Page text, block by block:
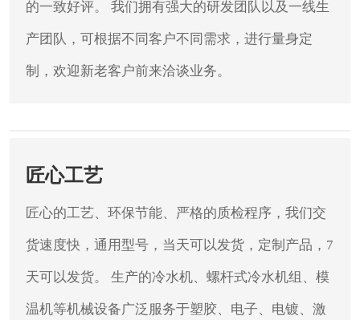
的一致好评。 我们拥有强大的研发团队以及一线生
产团队，可根据不同客户不同需求，进行量身定
制，欢迎新老客户前来洽谈业务。
匠心工艺
匠心的工艺、环保节能、严格的质检程序，我们交
货速度快，通用型号，当天可以发货，定制产品，7
天可以发货。 生产的冷水机、螺杆式冷水机组、模
温机等机械设备广泛服务于塑胶、电子、电镀、激